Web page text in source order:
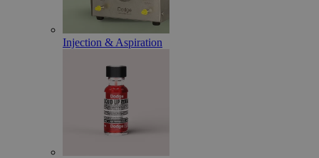
Injection & Aspiration